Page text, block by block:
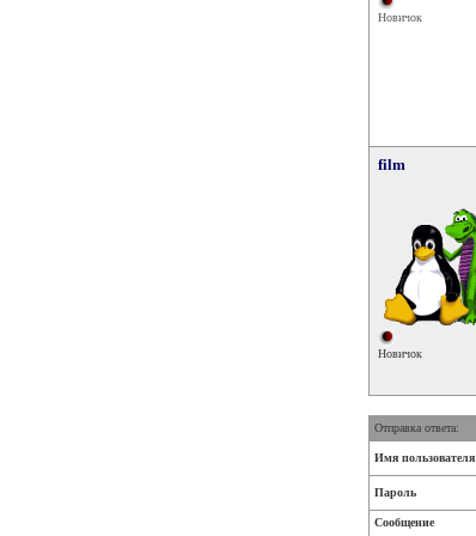
Новичок
film
Новичок
Отправка ответа:
Имя пользователя
Пароль
Сообщение